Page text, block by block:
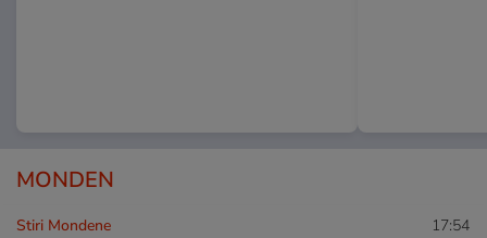
MONDEN
Stiri Mondene 17:54